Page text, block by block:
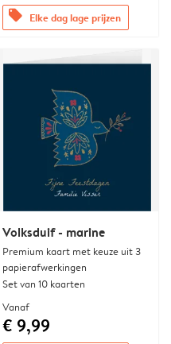
offers Elke dag lage prijzen
Volksduif - marine
Premium kaart met keuze uit 3
papierafwerkingen
Set van 10 kaarten
Vanaf
€ 9,99